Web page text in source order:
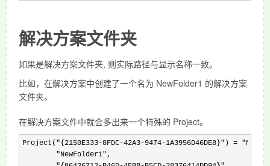
解决方案文件夹
如果是解决方案文件夹, 则实际路径与显示名称一致。
比如，在解决方案中创建了一个名为 NewFolder1 的解决方案
文件夹。
在解决方案文件中就会多出来一个特殊的 Project。
Project("{2150E333-8FDC-42A3-9474-1A3956D46DE8}") =
        "NewFolder1",